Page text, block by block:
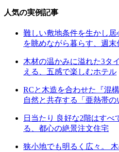
人気の実例記事
難しい敷地条件を生かし
を眺めながら暮らす、週末
木材の温かみに溢れた3タ
える、五感で楽しむホテル
RCと木造を合わせた『混
自然と共存する「亜熱帯の
日当たり 良好な2階はすべ
る、都心の絶景注文住宅
狭小地でも明るく広々。